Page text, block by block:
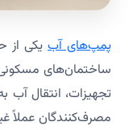
پمپ‌های آب یکی از
ساختمان‌های
تجهیزات، انتقال آب
مصرف‌کنندگان عملاً